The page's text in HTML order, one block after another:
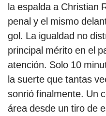
la espalda a Christian
penal y el mismo
gol. La igualdad no
principal mérito en el
atención. Solo 10
la suerte que tantas
sonrió finalmente. Un
área desde un tiro de